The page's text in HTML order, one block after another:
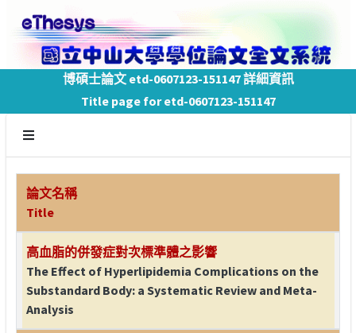
博碩士論文 etd-0607123-151147 詳細資訊
Title page for etd-0607123-151147
論文名稱
Title
高血脂的併發症對次標準體之影響
The Effect of Hyperlipidemia Complications on the
Substandard Body: a Systematic Review and Meta-
Analysis